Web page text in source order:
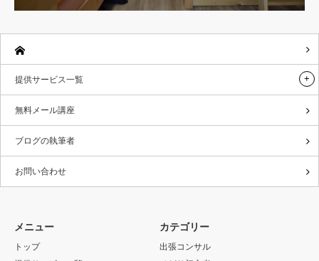
お問い合わせ
メニュー
提供サービス一覧
無料メール講座
特定商取引法に基づく表記
お問い合わせ
れでぃお成長の全記録
旅の風景